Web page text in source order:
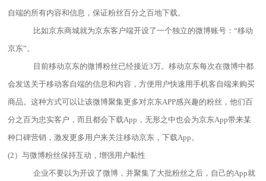
自端的所有内容和信息，保证粉丝百分之百地下载。
比如京东商城就为京东客户端开设了一个独立的微博账号：“移动
京东”。
目前移动京东的微博粉丝已经接近3万。移动京东每次在微博中都
会发送关于移动客自端的信息和内容，方便用户快速用手机客自端来购买
商品。这种方式可以让该微博聚集更多对京东APP感兴趣的粉丝，他们百
分之百为忠实客户，而且都会下载App ，无形之中也会为京东App带来某
种口碑营销，激发更多用户来关注移动京东，下载App。
(2）与微博粉丝保持互动，增强用户黏性
企业不要以为开设了微博，并聚集了大批粉丝之后，自己的App就